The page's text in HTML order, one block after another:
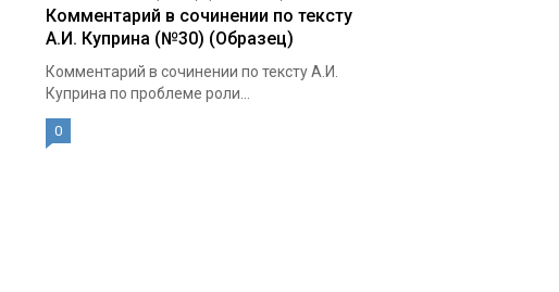
Комментарий в сочинении по тексту
А.И. Куприна (№30) (Образец)
Комментарий в сочинении по тексту А.И.
Куприна по проблеме роли...
0